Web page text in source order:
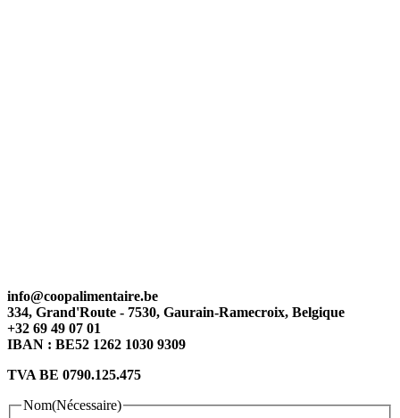
info@coopalimentaire.be
334, Grand'Route - 7530, Gaurain-Ramecroix, Belgique
+32 69 49 07 01
IBAN : BE52 1262 1030 9309
TVA BE 0790.125.475
Nom(Nécessaire)